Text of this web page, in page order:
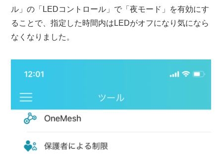
ル」の「LEDコントロール」で「夜モード」を有効にす
ることで、指定した時間内はLEDがオフになり気になら
なくなりました。